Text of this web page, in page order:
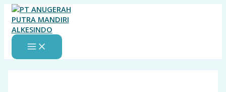
Skip
content
MENU